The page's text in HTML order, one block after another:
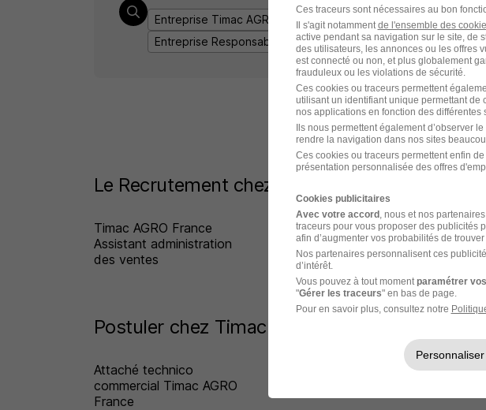
Entreprise Timac AGRO France
Emploi Responsable
Entreprise Responsable administratif et comptable
Le Recrutement chez Timac AGRO France
Timac AGRO France
Assistant administration
des ventes
Postuler chez Timac AGRO France par Métier
Attaché technico
commercial Timac AGRO
France
Opérateur de production
Ces traceurs sont nécessaires au bon
Il s'agit notammentde l'ensemble des
active pendant sa navigation sur le site, de
des utilisateurs, les annonces ou les offres
est connecté ou non, et plus globalement
frauduleux ou les violations de sécurité.
Ces cookies ou traceurs permettent
utilisant un identifiant unique permettant de
nos applications en fonction des différentes
Ils nous permettent également d’observer
rendre la navigation dans nos sites
Ces cookies ou traceurs permettent enfin
présentation personnalisée des offres
Cookies publicitaires
Avec votre accord , nous et nos
traceurs pour vous proposer des publicités
afin d’augmenter vos probabilités de
Nos partenaires personnalisent ces
d’intérêt.
Vous pouvez à tout momentparamétrer
"Gérer les traceurs" en bas de page.
Pour en savoir plus, consultez notre